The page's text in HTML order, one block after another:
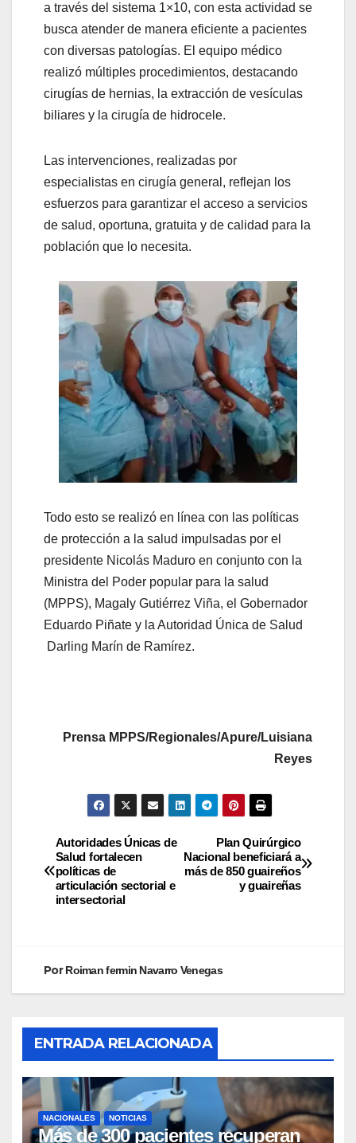
a través del sistema 1×10, con esta actividad se
busca atender de manera eficiente a pacientes
con diversas patologías. El equipo médico
realizó múltiples procedimientos, destacando
cirugías de hernias, la extracción de vesículas
biliares y la cirugía de hidrocele.
Las intervenciones, realizadas por
especialistas en cirugía general, reflejan los
esfuerzos para garantizar el acceso a servicios
de salud, oportuna, gratuita y de calidad para la
población que lo necesita.
Todo esto se realizó en línea con las políticas
de protección a la salud impulsadas por el
presidente Nicolás Maduro en conjunto con la
Ministra del Poder popular para la salud
(MPPS), Magaly Gutiérrez Viña, el Gobernador
Eduardo Piñate y la Autoridad Única de Salud
Darling Marín de Ramírez.
Prensa MPPS/Regionales/Apure/Luisiana
Reyes
Plan Quirúrgico
Nacional beneficiará a
más de 850 guaireños
y guaireñas
Autoridades Únicas de
Salud fortalecen
políticas de
articulación sectorial e
intersectorial
PorRoiman fermin Navarro Venegas
ENTRADA RELACIONADA
NACIONALES NOTICIAS
Más de 300 pacientes recuperan